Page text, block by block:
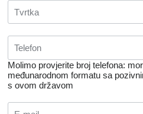
Molimo provjerite broj telefona:
međunarodnom formatu sa
s ovom državom